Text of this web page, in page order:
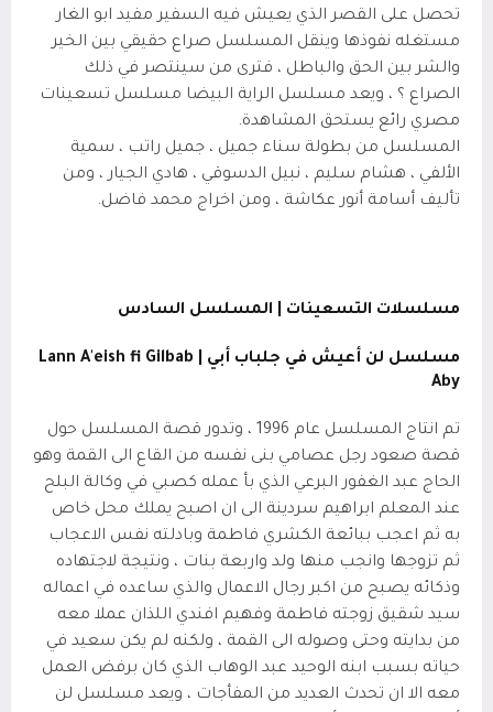
تحصل على القصر الذي يعيش فيه السفير مفيد ابو الغار
مستغله نفوذها وينقل المسلسل صراع حقيقي بين الخير
والشر بين الحق والباطل ، فترى من سينتصر في ذلك
الصراع ؟ ، ويعد مسلسل الراية البيضا مسلسل تسعينات
مصري رائع يستحق المشاهدة.
المسلسل من بطولة سناء جميل ، جميل راتب ، سمية
الألفي ، هشام سليم ، نبيل الدسوقي ، هادي الجيار ، ومن
تأليف أسامة أنور عكاشة ، ومن اخراج محمد فاضل.
مسلسلات التسعينات | المسلسل السادس
مسلسل لن أعيش في جلباب أبي | Lann A'eish fi Gilbab
Aby
تم انتاج المسلسل عام 1996 ، وتدور قصة المسلسل حول
قصة صعود رجل عصامي بنى نفسه من القاع الى القمة وهو
الحاج عبد الغفور البرعي الذي بأ عمله كصبي في وكالة البلح
عند المعلم ابراهيم سردينة الى ان اصبح يملك محل خاص
به ثم اعجب ببائعة الكشري فاطمة وبادلته نفس الاعجاب
ثم تزوجها وانجب منها ولد واربعة بنات ، ونتيجة لاجتهاده
وذكائه يصبح من اكبر رجال الاعمال والذي ساعده في اعماله
سيد شقيق زوجته فاطمة وفهيم افندي اللذان عملا معه
من بدايته وحتى وصوله الى القمة ، ولكنه لم يكن سعيد في
حياته بسبب ابنه الوحيد عبد الوهاب الذي كان برفض العمل
معه الا ان تحدث العديد من المفأجات ، ويعد مسلسل لن